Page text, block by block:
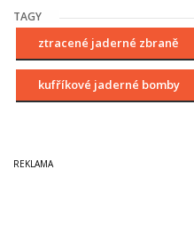
TAGY
ztracené jaderné zbraně
kufříkové jaderné bomby